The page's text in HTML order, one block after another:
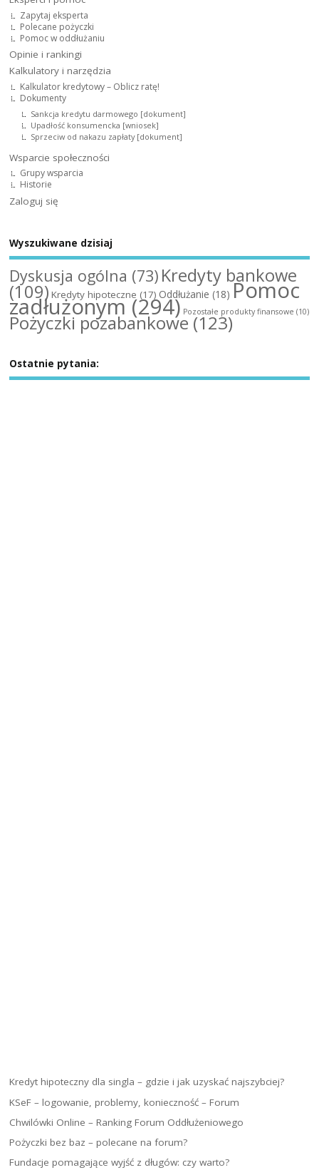
Zapytaj eksperta
Polecane pożyczki
Pomoc w oddłużaniu
Opinie i rankingi
Kalkulatory i narzędzia
Kalkulator kredytowy – Oblicz ratę!
Dokumenty
Sankcja kredytu darmowego [dokument]
Upadłość konsumencka [wniosek]
Sprzeciw od nakazu zapłaty [dokument]
Wsparcie społeczności
Grupy wsparcia
Historie
Zaloguj się
Wyszukiwane dzisiaj
Dyskusja ogólna (73) Kredyty bankowe
(109) Kredyty hipoteczne (17) Oddłużanie (18) Pomoc
zadłużonym(294) Pozostałe produkty finansowe (10)
Pożyczki pozabankowe(123)
Ostatnie pytania:
Kredyt hipoteczny dla singla – gdzie i jak uzyskać najszybciej?
KSeF – logowanie, problemy, konieczność – Forum
Chwilówki Online – Ranking Forum Oddłużeniowego
Pożyczki bez baz – polecane na forum?
Fundacje pomagające wyjść z długów: czy warto?